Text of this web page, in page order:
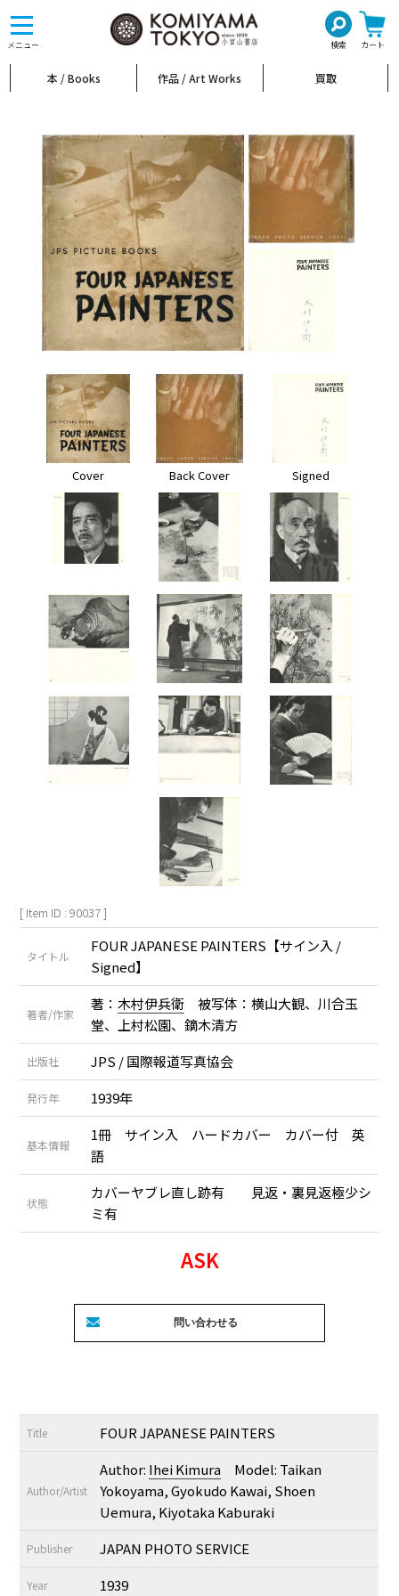
メニュー 検索 カート
toggle
navigation
本 / Books 作品 / Art Works 買取
Cover Back Cover Signed
[ Item ID : 90037 ]
タイトル
FOUR JAPANESE PAINTERS【サイン入 /
Signed】
著者/作家
著：木村伊兵衛 被写体：横山大観、川合玉
堂、上村松園、鏑木清方
出版社 JPS / 国際報道写真協会
発行年 1939年
基本情報
1冊 サイン入 ハードカバー カバー付 英
語
状態
カバーヤブレ直し跡有 見返・裏見返極少シ
ミ有
ASK
Title FOUR JAPANESE PAINTERS
Author/Artist
Author: Ihei Kimura Model: Taikan
Yokoyama, Gyokudo Kawai, Shoen
Uemura, Kiyotaka Kaburaki
Publisher JAPAN PHOTO SERVICE
Year 1939